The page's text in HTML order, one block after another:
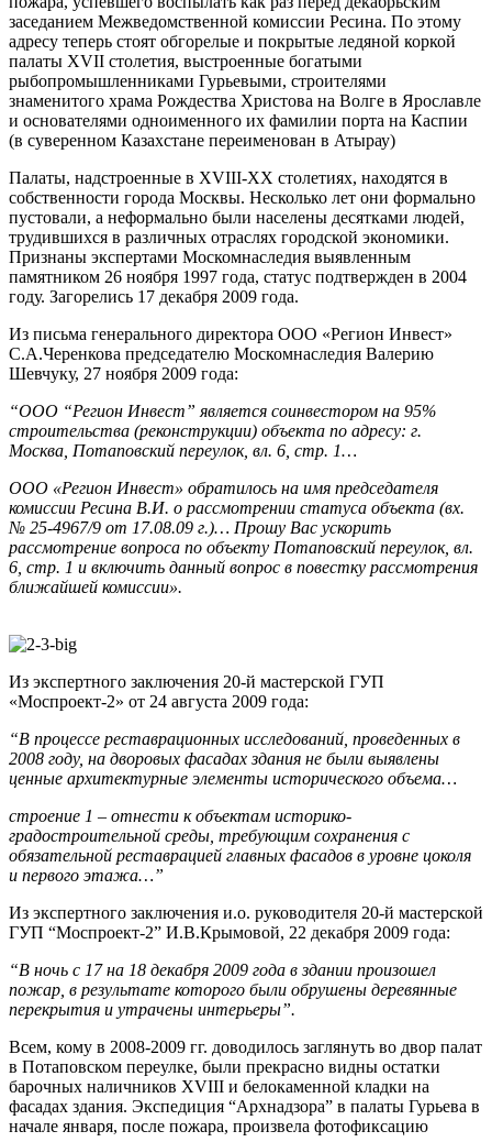
заседанием Межведомственной комиссии Ресина. По этому
адресу теперь стоят обгорелые и покрытые ледяной коркой
палаты XVII столетия, выстроенные богатыми
рыбопромышленниками Гурьевыми, строителями
знаменитого храма Рождества Христова на Волге в Ярославле
и основателями одноименного их фамилии порта на Каспии
(в суверенном Казахстане переименован в Атырау)
Палаты, надстроенные в XVIII-ХХ столетиях, находятся в
собственности города Москвы. Несколько лет они формально
пустовали, а неформально были населены десятками людей,
трудившихся в различных отраслях городской экономики.
Признаны экспертами Москомнаследия выявленным
памятником 26 ноября 1997 года, статус подтвержден в 2004
году. Загорелись 17 декабря 2009 года.
Из письма генерального директора ООО «Регион Инвест»
С.А.Черенкова председателю Москомнаследия Валерию
Шевчуку, 27 ноября 2009 года:
“ООО “Регион Инвест” является соинвестором на 95%
строительства (реконструкции) объекта по адресу: г.
Москва, Потаповский переулок, вл. 6, стр. 1…
ООО «Регион Инвест» обратилось на имя председателя
комиссии Ресина В.И. о рассмотрении статуса объекта (вх.
№ 25-4967/9 от 17.08.09 г.)… Прошу Вас ускорить
рассмотрение вопроса по объекту Потаповский переулок, вл.
6, стр. 1 и включить данный вопрос в повестку рассмотрения
ближайшей комиссии».
Из экспертного заключения 20-й мастерской ГУП
«Моспроект-2» от 24 августа 2009 года:
“В процессе реставрационных исследований, проведенных в
2008 году, на дворовых фасадах здания не были выявлены
ценные архитектурные элементы исторического объема…
строение 1 – отнести к объектам историко-
градостроительной среды, требующим сохранения с
обязательной реставрацией главных фасадов в уровне цоколя
и первого этажа…”
Из экспертного заключения и.о. руководителя 20-й мастерской
ГУП “Моспроект-2” И.В.Крымовой, 22 декабря 2009 года:
“В ночь с 17 на 18 декабря 2009 года в здании произошел
пожар, в результате которого были обрушены деревянные
перекрытия и утрачены интерьеры”.
Всем, кому в 2008-2009 гг. доводилось заглянуть во двор палат
в Потаповском переулке, были прекрасно видны остатки
барочных наличников XVIII и белокаменной кладки на
фасадах здания. Экспедиция “Архнадзора” в палаты Гурьева в
начале января, после пожара, произвела фотофиксацию